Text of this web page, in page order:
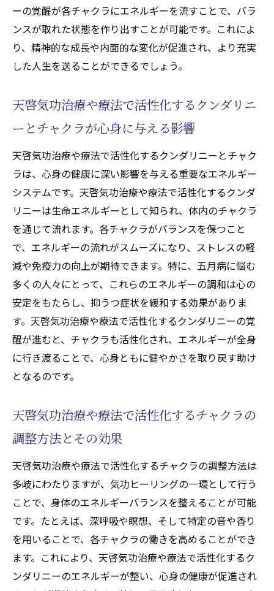
ーの覚醒が各チャクラにエネルギーを流すことで、バラ
ンスが取れた状態を作り出すことが可能です。これによ
り、精神的な成長や内面的な変化が促進され、より充実
した人生を送ることができるでしょう。
天啓気功治療や療法で活性化するクンダリニ
ーとチャクラが心身に与える影響
天啓気功治療や療法で活性化するクンダリニーとチャク
ラは、心身の健康に深い影響を与える重要なエネルギー
システムです。天啓気功治療や療法で活性化するクンダ
リニーは生命エネルギーとして知られ、体内のチャクラ
を通じて流れます。各チャクラがバランスを保つこと
で、エネルギーの流れがスムーズになり、ストレスの軽
減や免疫力の向上が期待できます。特に、五月病に悩む
多くの人々にとって、これらのエネルギーの調和は心の
安定をもたらし、抑うつ症状を緩和する効果がありま
す。天啓気功治療や療法で活性化するクンダリニーの覚
醒が進むと、チャクラも活性化され、エネルギーが全身
に行き渡ることで、心身ともに健やかさを取り戻す助け
となるのです。
天啓気功治療や療法で活性化するチャクラの
調整方法とその効果
天啓気功治療や療法で活性化するチャクラの調整方法は
多岐にわたりますが、気功ヒーリングの一環として行う
ことで、身体のエネルギーバランスを整えることが可能
です。たとえば、深呼吸や瞑想、そして特定の音や香り
を用いることで、各チャクラの働きを高めることができ
ます。これにより、天啓気功治療や療法で活性化するク
ンダリニーのエネルギーが整い、心身の健康が促進され